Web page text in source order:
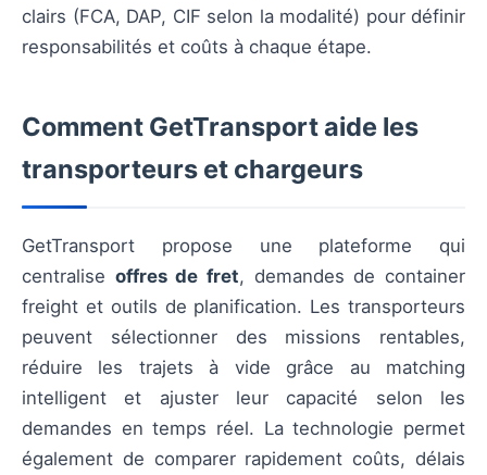
clairs (FCA, DAP, CIF selon la modalité) pour définir
responsabilités et coûts à chaque étape.
Comment GetTransport aide les
transporteurs et chargeurs
GetTransport propose une plateforme qui
centralise offres de fret, demandes de container
freight et outils de planification. Les transporteurs
peuvent sélectionner des missions rentables,
réduire les trajets à vide grâce au matching
intelligent et ajuster leur capacité selon les
demandes en temps réel. La technologie permet
également de comparer rapidement coûts, délais